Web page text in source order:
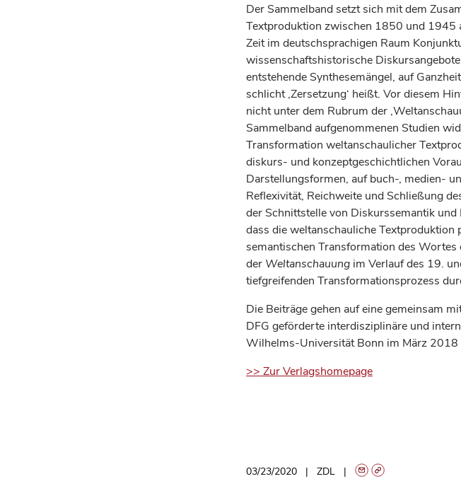
Der Sammelband setzt sich mit dem
Textproduktion zwischen 1850 und 1945
Zeit im deutschsprachigen Raum
wissenschaftshistorische
entstehende Synthesemängel, auf
schlicht ‚Zersetzung‘ heißt. Vor diesem
nicht unter dem Rubrum der
Sammelband aufgenommenen Studien
Transformation weltanschaulicher
diskurs- und konzeptgeschichtlichen
Darstellungsformen, auf buch-, medien-
Reflexivität, Reichweite und Schließung
der Schnittstelle von Diskurssemantik
dass die weltanschauliche
semantischen Transformation des
der Weltanschauung im Verlauf des 19.
tiefgreifenden Transformationsprozess
Die Beiträge gehen auf eine gemeinsam
DFG geförderte interdisziplinäre und
Wilhelms-Universität Bonn im März 2018
>> Zur Verlagshomepage
03/23/2020 ZDL